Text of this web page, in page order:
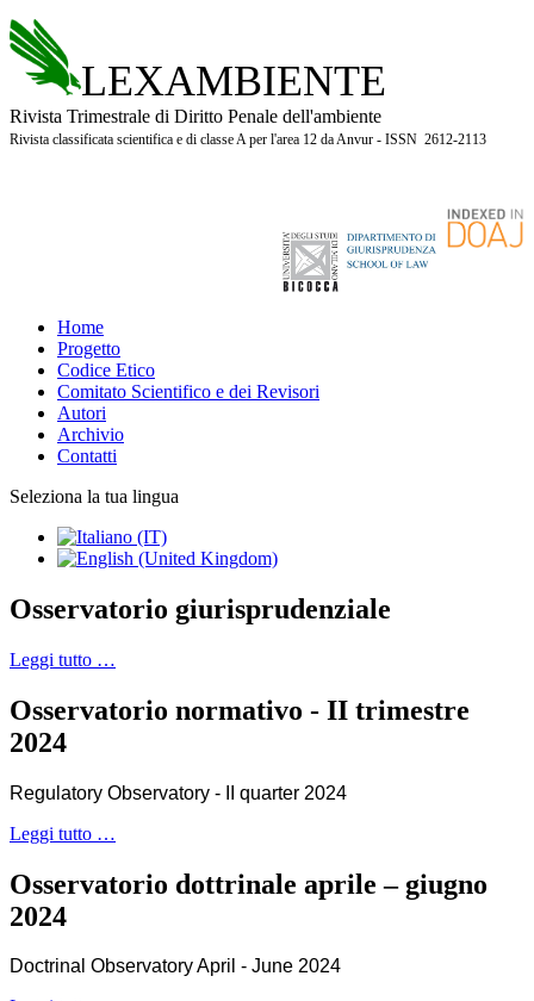
LEXAMBIENTE
Rivista Trimestrale di Diritto Penale dell'ambiente
Rivista classificata scientifica e di classe A per l'area 12 da Anvur - ISSN 2612-2113
Home
Progetto
Codice Etico
Comitato Scientifico e dei Revisori
Autori
Archivio
Contatti
Seleziona la tua lingua
Osservatorio giurisprudenziale
Leggi tutto …
Osservatorio normativo - II trimestre
2024
Regulatory Observatory - II quarter 2024
Leggi tutto …
Osservatorio dottrinale aprile – giugno
2024
Doctrinal Observatory April - June 2024